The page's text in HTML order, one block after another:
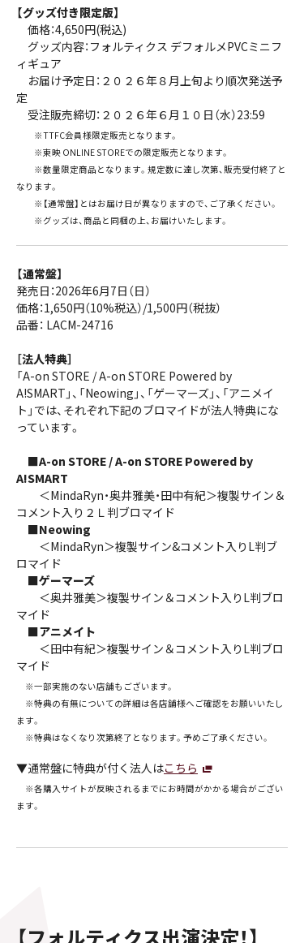
【グッズ付き限定版】
価格：4,650円(税込)
グッズ内容：フォルティクス デフォルメPVCミニフ
ィギュア
お届け予定日：２０２６年８月上旬より順次発送予
定
受注販売締切：２０２６年６月１０日（水）23:59
※TTFC会員様限定販売となります。
※東映 ONLINE STOREでの限定販売となります。
※数量限定商品となります。規定数に達し次第、販売受付終了と
なります。
※【通常盤】とはお届け日が異なりますので、ご了承ください。
※グッズは、商品と同梱の上、お届けいたします。
【通常盤】
発売日：2026年6月7日（日）
価格：1,650円（10%税込）/1,500円（税抜）
品番： LACM-24716
［法人特典］
「A-on STORE / A-on STORE Powered by
A!SMART」、「Neowing」、「ゲーマーズ」、「アニメイ
ト」では、それぞれ下記のブロマイドが法人特典にな
っています。
■A-on STORE / A-on STORE Powered by
A!SMART
＜MindaRyn・奥井雅美・田中有紀＞複製サイン＆
コメント入り２Ｌ判ブロマイド
■Neowing
＜MindaRyn＞複製サイン&コメント入りL判ブ
ロマイド
■ゲーマーズ
＜奥井雅美＞複製サイン＆コメント入りL判ブロ
マイド
■アニメイト
＜田中有紀＞複製サイン＆コメント入りL判ブロ
マイド
※一部実施のない店舗もございます。
※特典の有無についての詳細は各店舗様へご確認をお願いいたし
ます。
※特典はなくなり次第終了となります。予めご了承ください。
▼通常盤に特典が付く法人はこちら
※各購入サイトが反映されるまでにお時間がかかる場合がござい
ます。
【フォルティクス出演決定！】